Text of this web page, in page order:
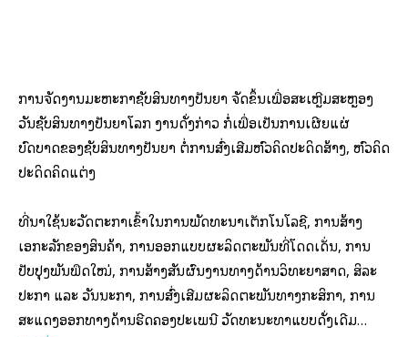
ການ​ຈັດ​ງານ​ມະຫະ​ກຳ​ຊັບ​ສິນ​ທາງ​ປັນຍາ ຈັດຂຶ້ນເພື່ອສະເຫຼີມສະຫຼອງ​
ວັນ​ຊັບ​ສິນ​ທາງ​ປັນຍາ​ໂລກ ງານ​ດັ່ງກ່າວ ກໍ່ເພື່ອ​ເປັນ​ການ​ເຜີຍແຜ່
ບົດບາດ​ຂອງ​ຊັບ​ສິນ​ທາງ​ປັນຍາ ຕໍ່​ການ​ສົ່ງເສີມ​ຫົວຄິດ​ປະດິດ​ສ້າງ, ຫົວຄິດ​
ປະດິດ​ຄິດ​ແຕ່ງ
ທີ່​ນໍາ​ໃຊ້​ນະ​ວັດຕະ​ກຳ​ເຂົ້າ​ໃນ​ການ​ພັດທະນາ​ເຕັກ​ໂນ​ໂລ​ຊີ, ການ​ສ້າງ​
ເອກະລັກ​ຂອງ​ສິນຄ້າ, ການ​ອອກ​ແບບ​ຜະລິດ​ຕະ​ພັນ​ທີ່​ໂດດ​ເດັ່ນ, ການ​
ປັບປຸງ​ພັນ​ພືດ​ໃໝ່, ການ​ສ້າງສັນ​ຜົນງານ​ທາງ​ດ້ານ​ວິທະຍາສາດ, ສິລະ​
ປະ​ກໍາ ແລະ ວັນ​ນະ​ກໍາ, ການ​ສົ່ງເສີມ​ຜະລິດ​ຕະ​ພັນ​ທາງ​ກະ​ສິ​ກໍາ, ການ
ສະແດງ​ອອກ​ທາງ​ດ້ານ​ຮີດຄອງ​ປະເພນີ ວັດທະນະທຳ​ແບບ​ດັ່ງເດີມ…